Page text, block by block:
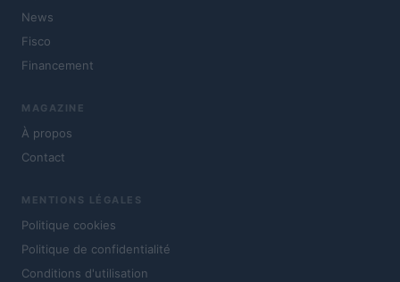
News
Fisco
Financement
MAGAZINE
À propos
Contact
MENTIONS LÉGALES
Politique cookies
Politique de confidentialité
Conditions d'utilisation